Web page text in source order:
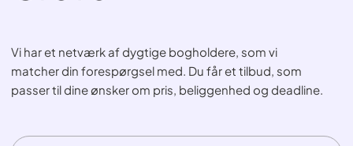
Vi har et netværk af dygtige bogholdere, som vi
matcher din forespørgsel med. Du får et tilbud, som
passer til dine ønsker om pris, beliggenhed og deadline.